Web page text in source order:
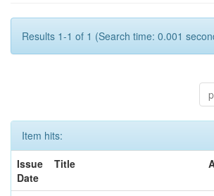
Results 1-1 of 1 (Search time: 0.001
Item hits:
Issue
Date
Title